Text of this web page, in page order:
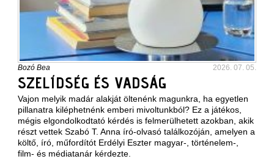
Bozó Bea 2026. 07. 05.
SZELÍDSÉG ÉS VADSÁG
Vajon melyik madár alakját öltenénk magunkra, ha egyetlen
pillanatra kiléphetnénk emberi mivoltunkból? Ez a játékos,
mégis elgondolkodtató kérdés is felmerülhetett azokban, akik
részt vettek Szabó T. Anna író-olvasó találkozóján, amelyen a
költő, író, műfordítót Erdélyi Eszter magyar-, történelem-,
film- és médiatanár kérdezte.